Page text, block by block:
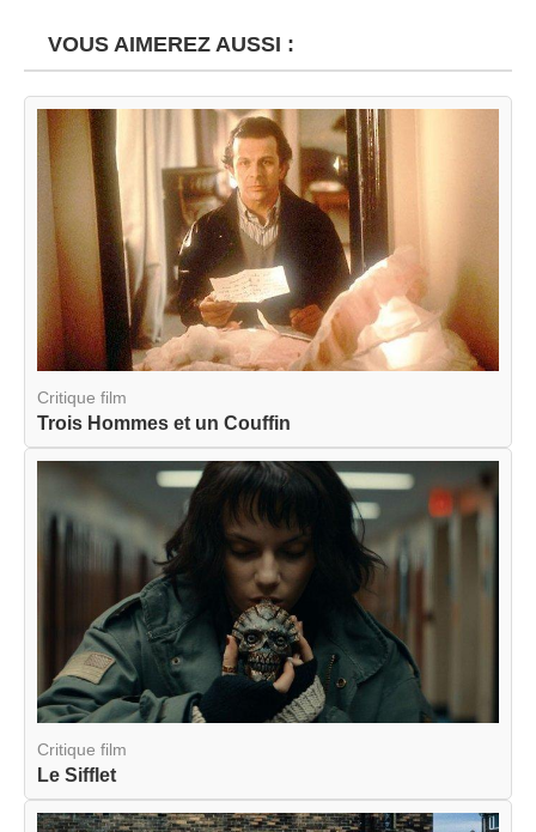
VOUS AIMEREZ AUSSI :
Critique film
Trois Hommes et un Couffin
Critique film
Le Sifflet